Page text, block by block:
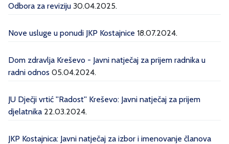
Odbora za reviziju 30.04.2025.
Nove usluge u ponudi JKP Kostajnice 18.07.2024.
Dom zdravlja Kreševo - Javni natječaj za prijem radnika u
radni odnos 05.04.2024.
JU Dječji vrtić ''Radost'' Kreševo: Javni natječaj za prijem
djelatnika 22.03.2024.
JKP Kostajnica: Javni natječaj za izbor i imenovanje članova